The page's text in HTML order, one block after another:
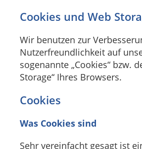
Cookies und Web
Wir benutzen zur
Nutzerfreundlichkeit auf
sogenannte „Cookies“ bzw.
Storage“ Ihres Browsers.
Cookies
Was Cookies sind
Sehr vereinfacht gesagt ist